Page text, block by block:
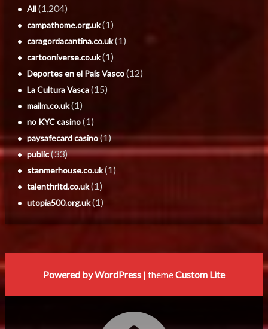
All(1,204)
campathome.org.uk(1)
caragordacantina.co.uk(1)
cartooniverse.co.uk(1)
Deportes en el País Vasco(12)
La Cultura Vasca(15)
mailm.co.uk(1)
no KYC casino(1)
paysafecard casino(1)
public(33)
stanmerhouse.co.uk(1)
talenthrltd.co.uk(1)
utopia500.org.uk(1)
Powered by WordPress| themeCustom Lite